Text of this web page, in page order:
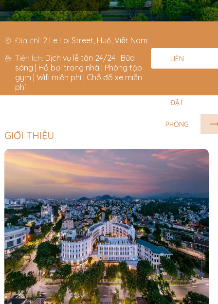
Địa chỉ: 2 Le Loi Street, Huế, Việt Nam
Tiện Ích: Dịch vụ lễ tân 24/24 | Bữa
sáng | Hồ bơi trong nhà | Phòng tập
gym | Wifi miễn phí | Chỗ đỗ xe miễn
phí
LIÊN
ĐẶT
PHÒNG
GIỚI THIỆU